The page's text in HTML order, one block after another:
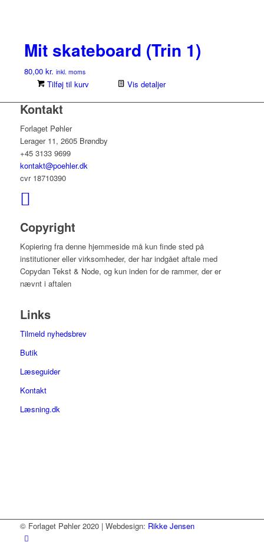
Mit skateboard (Trin 1)
80,00 kr. inkl. moms
Tilføj til kurv Vis detaljer
Kontakt
Forlaget Pøhler
Lerager 11, 2605 Brøndby
+45 3133 9699
kontakt@poehler.dk
cvr 18710390
Copyright
Kopiering fra denne hjemmeside må kun finde sted på
institutioner eller virksomheder, der har indgået aftale med
Copydan Tekst & Node, og kun inden for de rammer, der er
nævnt i aftalen
Links
Tilmeld nyhedsbrev
Butik
Læseguider
Kontakt
Læsning.dk
© Forlaget Pøhler 2020 | Webdesign: Rikke Jensen